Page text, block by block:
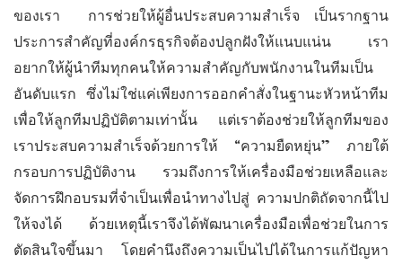
ของเรา การช่วยให้ผู้อื่นประสบความสำเร็จ เป็นรากฐาน
ประการสำคัญที่องค์กรธุรกิจต้องปลูกฝังให้แนบแน่น เรา
อยากให้ผู้นำทีมทุกคนให้ความสำคัญกับพนักงานในทีมเป็น
อันดับแรก ซึ่งไม่ใช่แค่เพียงการออกคำสั่งในฐานะหัวหน้าทีม
เพื่อให้ลูกทีมปฏิบัติตามเท่านั้น แต่เราต้องช่วยให้ลูกทีมของ
เราประสบความสำเร็จด้วยการให้ “ความยืดหยุ่น” ภายใต้
กรอบการปฏิบัติงาน รวมถึงการให้เครื่องมือช่วยเหลือและ
จัดการฝึกอบรมที่จำเป็นเพื่อนำทางไปสู่ ความปกติถัดจากนี้ไป
ให้จงได้ ด้วยเหตุนี้เราจึงได้พัฒนาเครื่องมือเพื่อช่วยในการ
ตัดสินใจขึ้นมา โดยคำนึงถึงความเป็นไปได้ในการแก้ปัญหา